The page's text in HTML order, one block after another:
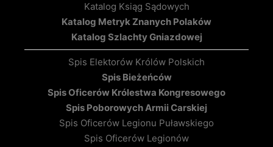
Katalog Ksiąg Sądowych
Katalog Metryk Znanych Polaków
Katalog Szlachty Gniazdowej
Spis Elektorów Królów Polskich
Spis Bieżeńców
Spis Oficerów Królestwa Kongresowego
Spis Poborowych Armii Carskiej
Spis Oficerów Legionu Puławskiego
Spis Oficerów Legionów